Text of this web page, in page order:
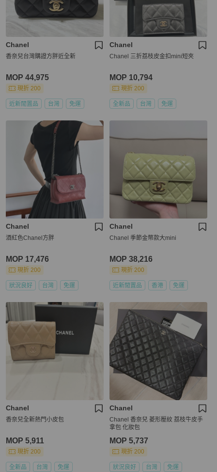
Chanel
香奈兒台灣購證方胖近全新
MOP 44,975
現折 200
近新閒置品 台灣 免運
Chanel
Chanel 三折荔枝皮金扣mini短夾
MOP 10,794
現折 200
全新品 台灣 免運
Chanel
酒紅色Chanel方胖
MOP 17,476
現折 200
狀況良好 台灣 免運
Chanel
Chanel 季節金幣款大mini
MOP 38,216
現折 200
近新閒置品 香港 免運
Chanel
香奈兒全新熱門小皮包
MOP 5,911
現折 200
全新品 台灣 免運
Chanel
Chanel 香奈兒 菱形壓紋 荔枝牛皮手
拿包 化妝包
MOP 5,737
現折 200
狀況良好 台灣 免運